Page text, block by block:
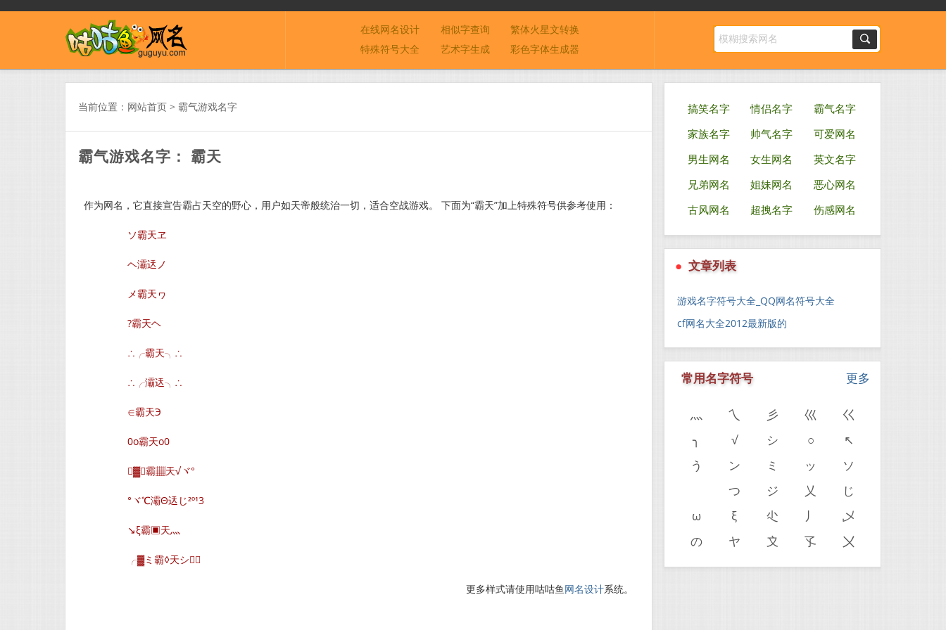
在线网名设计 相似字查询
繁体火星文转换
特殊符号大全
艺术字生成 彩色字体生成器
当前位置： 网站首页 > 霸气游戏名字
霸气游戏名字： 霸天
作为网名，它直接宣告霸占天空的野心，用户如天帝般统治一切，适合空战游戏。 下面为“霸天”加上特殊符号供参考使用：
ソ霸天ヱ
ヘ灞迗ノ
メ霸天ヮ
?霸天ヘ
∴╭霸天╮∴
∴╭灞迗╮∴
∈霸天Э
0o霸天o0
▓∈霸▦天√ヾ°
°ヾ℃灞Θ迗じ²º¹3
↘ξ霸▣天灬
╭▓ミ霸◊天シ∈
更多样式请使用咕咕鱼网名设计系统。
搞笑名字 情侣名字
霸气名字
家族名字
帅气名字
可爱网名
男生网名
女生网名
英文名字
兄弟网名
姐妹网名
恶心网名
古风网名
超拽名字 伤感网名
● 文章列表
游戏名字符号大全_QQ网名符号大全
cf网名大全2012最新版的
更多
常用名字符号
灬 乀 彡 巛
巜
╮
√ シ ○
↖
う
ン ミ ッ
ソ
つ ジ 乂
じ
ω
ξ 尐 丿
乄
の
ヤ 〩 孓 〤